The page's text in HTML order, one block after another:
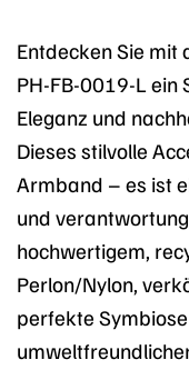
Entdecken Sie mit
PH-FB-0019-L
Eleganz und
Dieses stilvolle
Armband – es ist
und
hochwertigem,
Perlon/Nylon,
perfekte